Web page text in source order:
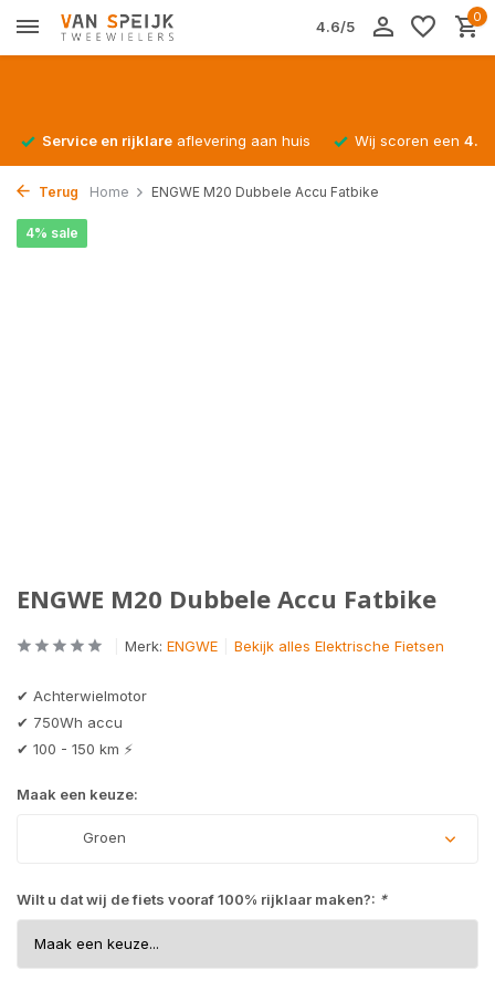
4.6/5
0
Service en rijklare aflevering aan huis Wij scoren een
Terug Home ENGWE M20 Dubbele Accu Fatbike
ENGWE M20 Dubbele Accu Fatbike
4% sale
Merk: ENGWE Bekijk alles Elektrische Fietsen
✔ Achterwielmotor
✔ 750Wh accu
✔ 100 - 150 km ⚡
Maak een keuze:
Groen
Wilt u dat wij de fiets vooraf 100% rijklaar maken?: *